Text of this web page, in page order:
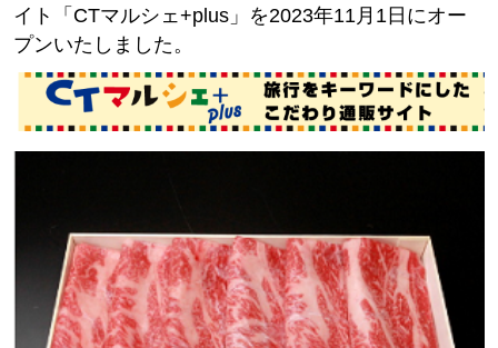
イト「CTマルシェ+plus」を2023年11月1日にオー
プンいたしました。